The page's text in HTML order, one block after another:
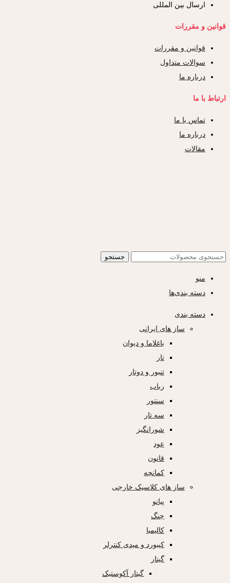
ارسال بین المللی
قوانین و مقررات
قوانین و مقررات
سوالات متداول
درباره ما
ارتباط با ما
تماس با ما
درباره ما
مقالات
جستجو
منو
دسته بندی‌ها
دسته بندی
ساز های ایرانی
باغلاما و دیوان
تار
تنبور و دوتار
رباب
سنتور
سه تار
شورانگیز
عود
قانون
کمانچه
ساز های کلاسیک خارجی
پیانو
چنگ
کالیمبا
کیبورد و میدی کنترلر
گیتار
گیتار آکوستیک